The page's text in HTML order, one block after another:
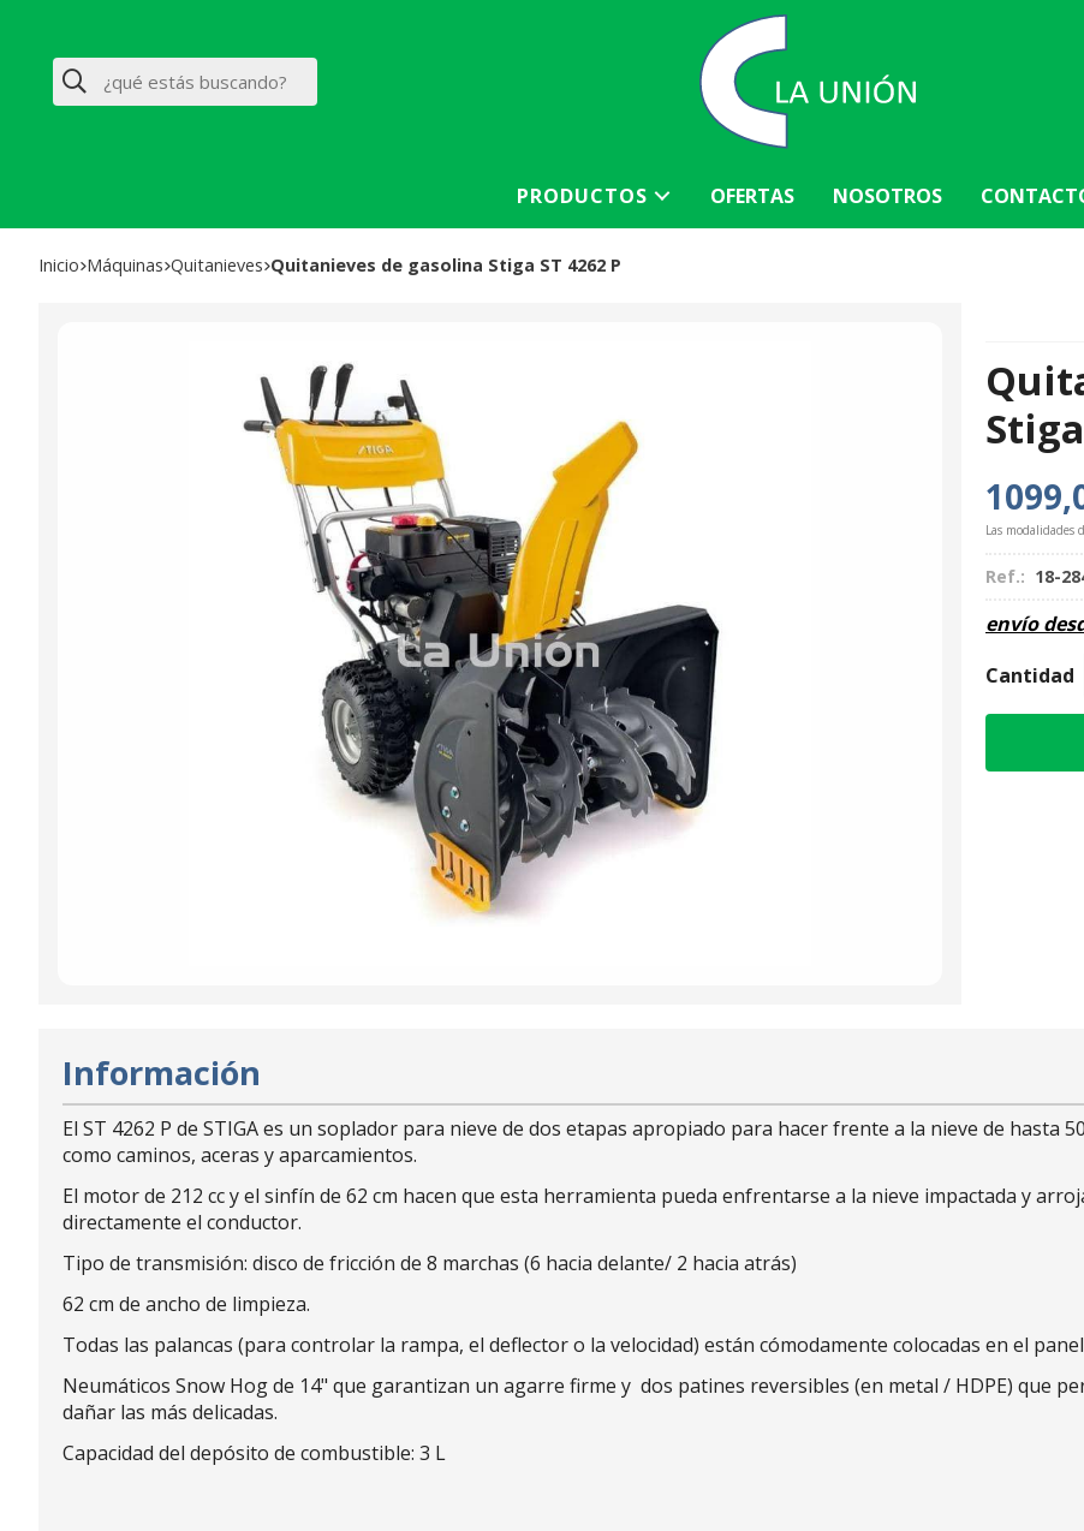
Buscar
PRODUCTOS OFERTAS NOSOTROS
Inicio máquinas quitanieves Quitanieves de gasolina Stiga ST 4262 P
Las modalidades
Ref.: 18-
envío
Cantidad
Información
El ST 4262 P de STIGA es un soplador para nieve de dos etapas apropiado para hacer frente a la nieve de hasta
como caminos, aceras y aparcamientos.
El motor de 212 cc y el sinfín de 62 cm hacen que esta herramienta pueda enfrentarse a la nieve impactada y
directamente el conductor.
Tipo de transmisión: disco de fricción de 8 marchas (6 hacia delante/ 2 hacia atrás)
62 cm de ancho de limpieza.
Todas las palancas (para controlar la rampa, el deflector o la velocidad) están cómodamente colocadas en el
Neumáticos Snow Hog de 14" que garantizan un agarre firme y dos patines reversibles (en metal / HDPE) que
dañar las más delicadas.
Capacidad del depósito de combustible: 3 L